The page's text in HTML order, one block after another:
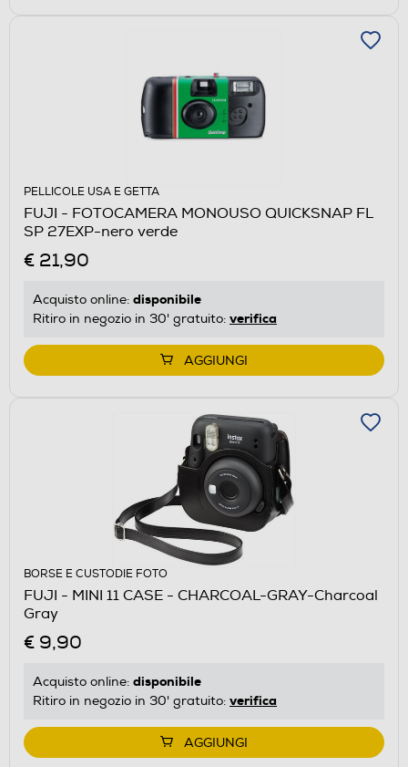
PELLICOLE USA E GETTA
FUJI - FOTOCAMERA MONOUSO QUICKSNAP FL
SP 27EXP-nero verde
€ 21,90
Acquisto online: disponibile
Ritiro in negozio in 30' gratuito: verifica
AGGIUNGI
BORSE E CUSTODIE FOTO
FUJI - MINI 11 CASE - CHARCOAL-GRAY-Charcoal
Gray
€ 9,90
Acquisto online: disponibile
Ritiro in negozio in 30' gratuito: verifica
AGGIUNGI